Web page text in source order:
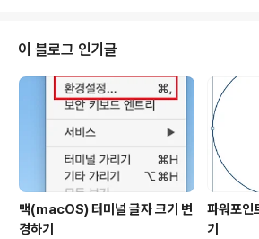
이 블로그 인기글
맥(macOS) 터미널 글자 크기 변
경하기
파워포인
기